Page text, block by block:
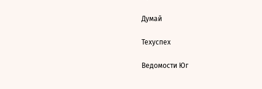
Думай
Техуспех
Ведомости Юг